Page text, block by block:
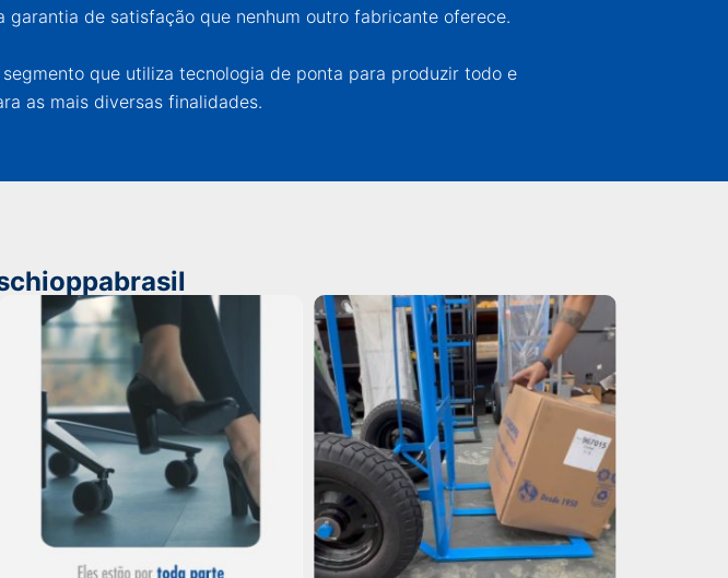
de satisfação que nenhum outro fabricante oferece.
que utiliza tecnologia de ponta para produzir todo e
as mais diversas finalidades.